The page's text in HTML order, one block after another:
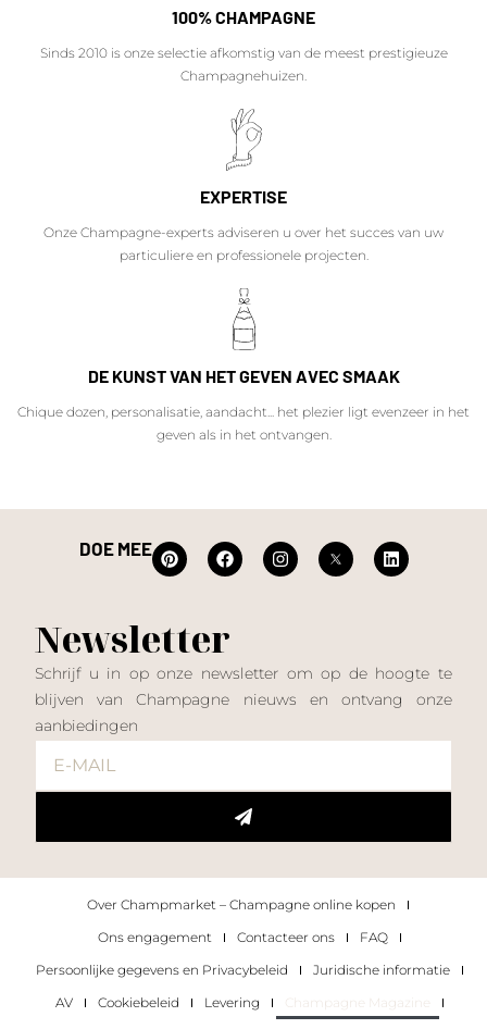
100% CHAMPAGNE
Sinds 2010 is onze selectie afkomstig van de meest prestigieuze
Champagnehuizen.
EXPERTISE
Onze Champagne-experts adviseren u over het succes van uw
particuliere en professionele projecten.
DE KUNST VAN HET GEVEN AVEC SMAAK
Chique dozen, personalisatie, aandacht... het plezier ligt evenzeer in het
geven als in het ontvangen.
DOE MEE
Newsletter
Schrijf u in op onze newsletter om op de hoogte te
blijven van Champagne nieuws en ontvang onze
aanbiedingen
Over Champmarket – Champagne online kopen
Ons engagement
Contacteer ons
FAQ
Persoonlijke gegevens en Privacybeleid
Juridische informatie
AV
Cookiebeleid Levering
Champagne Magazine